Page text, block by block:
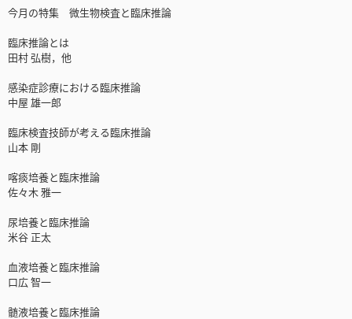
今月の特集 微生物検査と臨床推論
臨床推論とは
田村 弘樹，他
感染症診療における臨床推論
中屋 雄一郎
臨床検査技師が考える臨床推論
山本 剛
喀痰培養と臨床推論
佐々木 雅一
尿培養と臨床推論
米谷 正太
血液培養と臨床推論
口広 智一
髄液培養と臨床推論